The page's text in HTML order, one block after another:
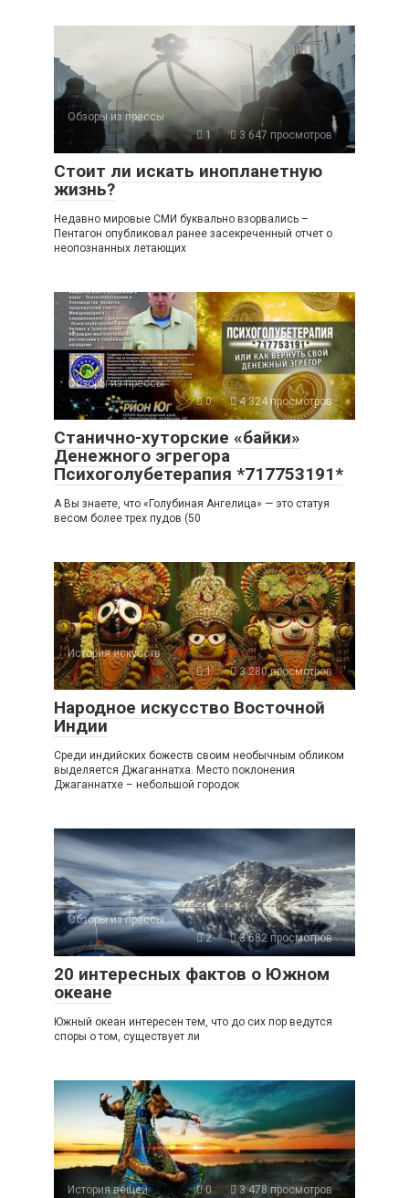
Обзоры из прессы
1
3 647 просмотров
Стоит ли искать инопланетную
жизнь?
Недавно мировые СМИ буквально взорвались –
Пентагон опубликовал ранее засекреченный отчет о
неопознанных летающих
Обзоры из прессы
0
4 324 просмотров
Станично-хуторские «байки»
Денежного эгрегора
Психоголубетерапия *717753191*
А Вы знаете, что «Голубиная Ангелица» — это статуя
весом более трех пудов (50
История искусств
1
3 280 просмотров
Народное искусство Восточной
Индии
Среди индийских божеств своим необычным обликом
выделяется Джаганнатха. Место поклонения
Джаганнатхе – небольшой городок
Обзоры из прессы
2
3 682 просмотров
20 интересных фактов о Южном
океане
Южный океан интересен тем, что до сих пор ведутся
споры о том, существует ли
История вещей 0 3 478 просмотров